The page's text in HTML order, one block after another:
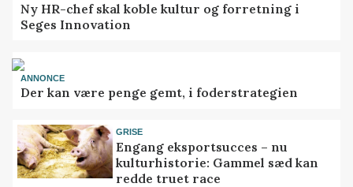
Ny HR-chef skal koble kultur og forretning i
Seges Innovation
ANNONCE
Der kan være penge gemt, i foderstrategien
GRISE
Engang eksportsucces – nu
kulturhistorie: Gammel sæd kan
redde truet race